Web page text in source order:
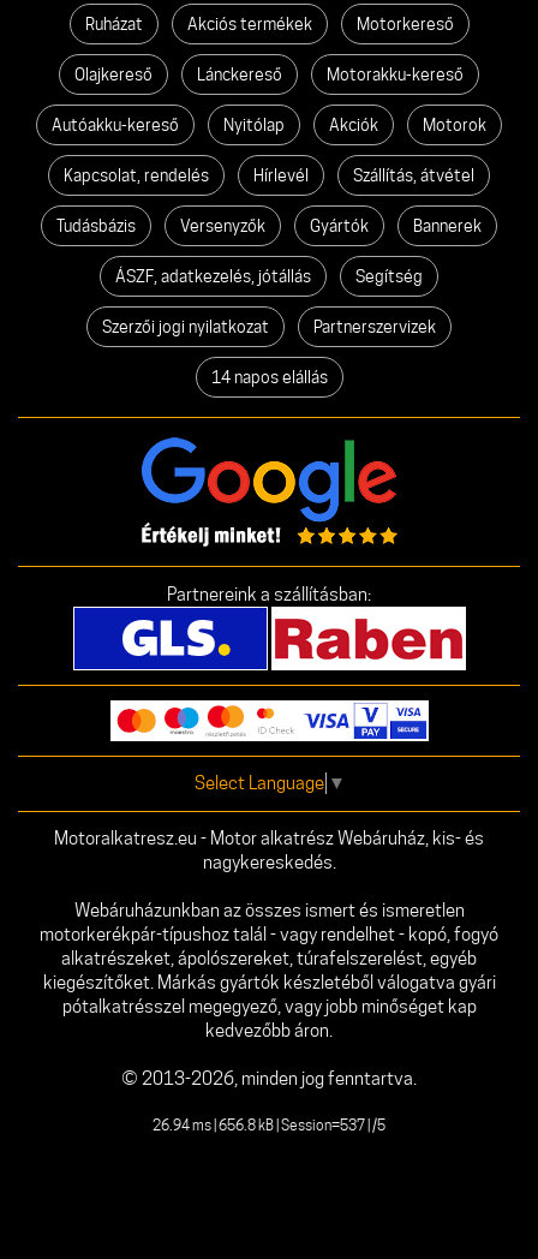
Ruházat Akciós termékek Motorkereső
Olajkereső Lánckereső Motorakku-kereső
Autóakku-kereső Nyitólap Akciók Motorok
Kapcsolat, rendelés Hírlevél Szállítás, átvétel
Tudásbázis Versenyzők Gyártók Bannerek
ÁSZF, adatkezelés, jótállás Segítség
Szerzői jogi nyilatkozat Partnerszervizek
14 napos elállás
Partnereink a szállításban:
Select Language ▼
Motoralkatresz.eu - Motor alkatrész Webáruház, kis- és
nagykereskedés.
Webáruházunkban az összes ismert és ismeretlen
motorkerékpár-típushoz talál - vagy rendelhet - kopó, fogyó
alkatrészeket, ápolószereket, túrafelszerelést, egyéb
kiegészítőket. Márkás gyártók készletéből válogatva gyári
pótalkatrésszel megegyező, vagy jobb minőséget kap
kedvezőbb áron.
© 2013-2026, minden jog fenntartva.
26.94 ms | 656.8 kB | Session=537 | /5